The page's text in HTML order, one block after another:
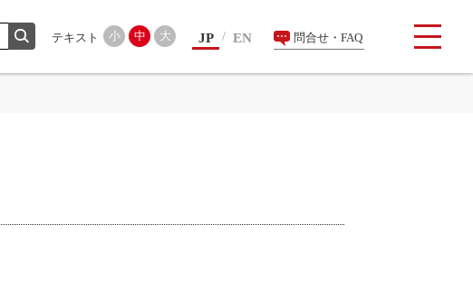
検索 小 中 大 JP EN 問合せ・FAQ